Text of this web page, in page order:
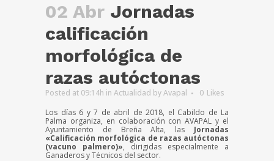
02 Abr Jornadas
calificación
morfológica de
razas autóctonas
Posted at 09:14h in Actualidad byAvapal 0 Likes
Los días 6 y 7 de abril de 2018, el Cabildo de La
Palma organiza, en colaboración con AVAPAL y el
Ayuntamiento de Breña Alta, las Jornadas
«Calificación morfológica de razas autóctonas
(vacuno palmero)», dirigidas especialmente a
Ganaderos y Técnicos del sector.